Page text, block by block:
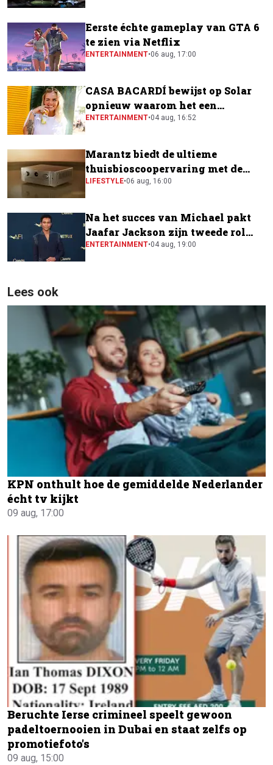
Eerste échte gameplay van GTA 6
te zien via Netflix
ENTERTAINMENT•06 aug, 17:00
CASA BACARDÍ bewijst op Solar
opnieuw waarom het een
festivalfavoriet is
ENTERTAINMENT•04 aug, 16:52
Marantz biedt de ultieme
thuisbioscoopervaring met de
CINEMA Series 2
LIFESTYLE•06 aug, 16:00
Na het succes van Michael pakt
Jaafar Jackson zijn tweede rol
naast Will Smith
ENTERTAINMENT•04 aug, 19:00
Lees ook
KPN onthult hoe de gemiddelde Nederlander
écht tv kijkt
09 aug, 17:00
Beruchte Ierse crimineel speelt gewoon
padeltoernooien in Dubai en staat zelfs op
promotiefoto's
09 aug, 15:00